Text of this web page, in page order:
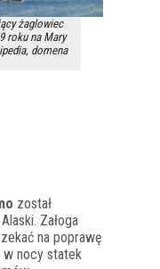
żaglowiec
roku na Mary
domena
został
Załoga
na poprawę
w nocy statek